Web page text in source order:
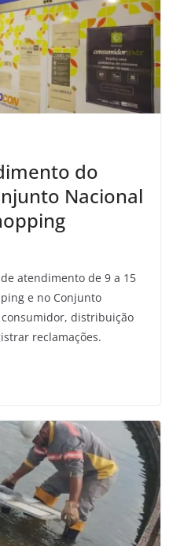
do
Nacional
atendimento de 9 a 15
e no Conjunto
distribuição
reclamações.